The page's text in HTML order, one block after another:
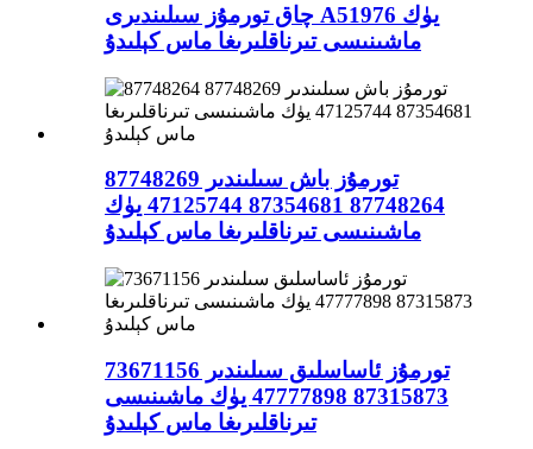
چاق تورمۇز سىلىندىرى A51976 يۈك
ماشىنىسى تىرناقلىرىغا ماس كېلىدۇ
تورمۇز باش سىلىندىر 87748269
87748264 87354681 47125744 يۈك
ماشىنىسى تىرناقلىرىغا ماس كېلىدۇ
تورمۇز ئاساسلىق سىلىندىر 73671156
87315873 47777898 يۈك ماشىنىسى
تىرناقلىرىغا ماس كېلىدۇ